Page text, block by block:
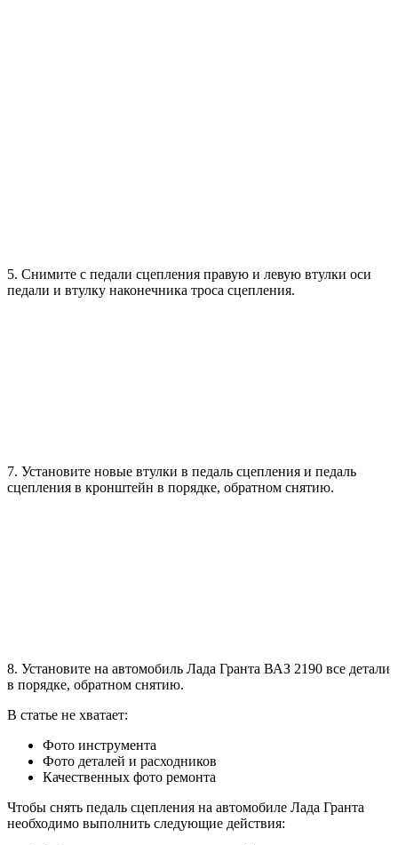
5. Снимите с педали сцепления правую и левую втулки оси
педали и втулку наконечника троса сцепления.
7. Установите новые втулки в педаль сцепления и педаль
сцепления в кронштейн в порядке, обратном снятию.
8. Установите на автомобиль Лада Гранта ВАЗ 2190 все детали
в порядке, обратном снятию.
В статье не хватает:
Фото инструмента
Фото деталей и расходников
Качественных фото ремонта
Чтобы снять педаль сцепления на автомобиле Лада Гранта
необходимо выполнить следующие действия: